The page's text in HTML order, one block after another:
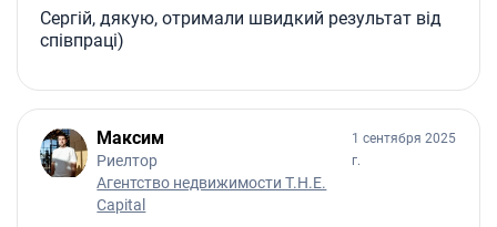
Сергій, дякую, отримали швидкий результат від
співпраці)
Максим
Риелтор
Агентство недвижимости T.H.E.
Capital
1 сентября 2025
г.